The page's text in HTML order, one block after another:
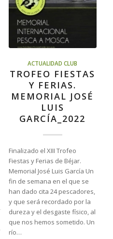
ACTUALIDAD CLUB
TROFEO FIESTAS
Y FERIAS.
MEMORIAL JOSÉ
LUIS
GARCÍA_2022
Finalizado el XIII Trofeo
Fiestas y Ferias de Béjar.
Memorial José Luis García Un
fin de semana en el que se
han dado cita 24 pescadores,
y que será recordado por la
dureza y el desgaste físico, al
que nos hemos sometido. Un
río…